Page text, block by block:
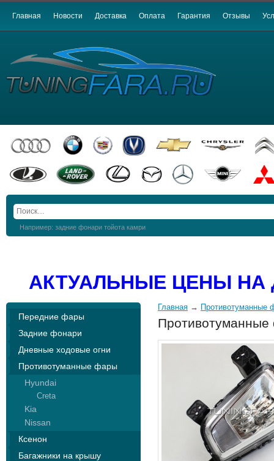
Главная Новости Доставка Оплата Гарантия Отзывы
Например: задние фонари тойота камри
АКТУАЛЬНЫЕ ЦЕНЫ
Передние фары
Задние фонари
Дневные ходовые огни
Противотуманные фары
Hyundai
Creta
Kia
Nissan
Ксенон
Багажники на крышу
Главная → Противотуманные